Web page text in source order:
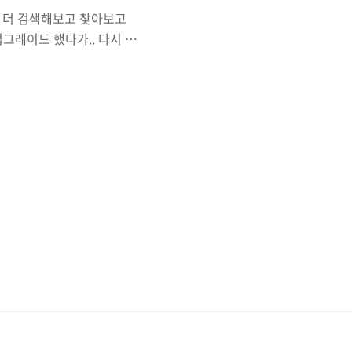
검색해보고 찾아보고
레이드 했다가.. 다시 되
을 이용하기위해 맥북